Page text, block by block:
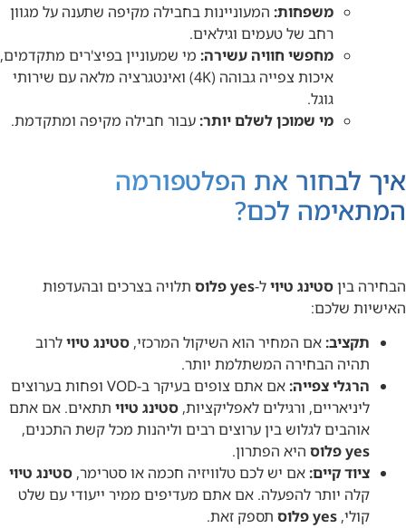
משפחות: המעוניינות בחבילה מקיפה שתענה על מגוון
רחב של טעמים וגילאים.
מחפשי חוויה עשירה: מי שמעוניין בפיצ'רים מתקדמים,
איכות צפייה גבוהה (4K) ואינטגרציה מלאה עם שירותי
גוגל.
מי שמוכן לשלם יותר: עבור חבילה מקיפה ומתקדמת.
איך לבחור את הפלטפורמה
המתאימה לכם?
הבחירה ביןסטינג טיויל-yes פלוס
תלויה בצרכים ובהעדפות
האישיות שלכם:
תקציב: אם המחיר הוא השיקול המרכזי, סטינג טיוילרוב
תהיה הבחירה המשתלמת יותר.
הרגלי צפייה:
אם אתם צופים בעיקר ב-VOD ופחות בערוצים
ליניאריים, ורגילים לאפליקציות, סטינג טיוי תתאים. אם אתם
אוהבים לגלוש בין ערוצים רבים וליהנות מכל קשת התכנים,
yes פלוס
היא הפתרון.
ציוד קיים: אם יש לכם טלוויזיה חכמה או סטרימר, סטינג טיוי
קלה יותר להפעלה. אם אתם מעדיפים ממיר ייעודי עם שלט
קולי, yes פלוס תספק זאת.